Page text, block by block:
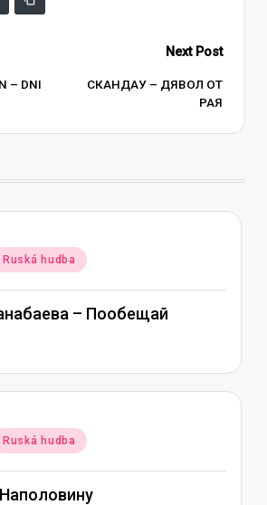
– DNI
Next Post
СКАНДАУ – ДЯВОЛ ОТ
РАЯ
Ruská hudba
– Пообещай
Ruská hudba